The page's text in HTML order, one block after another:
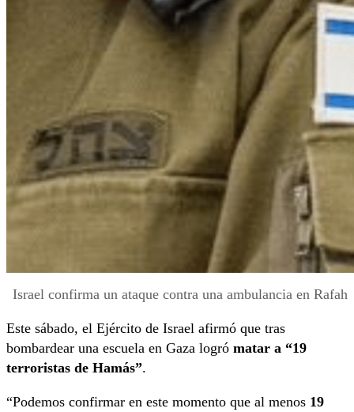
Israel confirma un ataque contra una ambulancia en Rafah
Este sábado, el Ejército de Israel afirmó que tras
bombardear una escuela en Gaza logró matar a “19
terroristas de Hamás”.
“Podemos confirmar en este momento que al menos 19